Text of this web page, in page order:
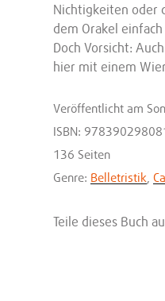
Nichtigkeiten oder
dem Orakel
Doch Vorsicht:
hier mit einem
Veröffentlicht am
ISBN:
136 Seiten
Genre: Belletristik ,
Teile dieses Buch